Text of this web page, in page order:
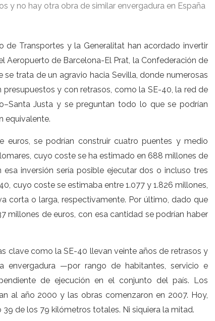
y no hay otra obra de similar envergadura en España
de Transportes y la Generalitat han acordado invertir
Aeropuerto de Barcelona-El Prat, la Confederación de
se trata de un agravio hacia Sevilla, donde numerosas
y con retrasos, como la SE-40, la red de
Justa y se preguntan todo lo que se podrían
equivalente.
euros, se podrían construir cuatro puentes y medio
cuyo coste se ha estimado en 688 millones de
esa inversión sería posible ejecutar dos o incluso tres
cuyo coste se estimaba entre 1.077 y 1.826 millones,
corta o larga, respectivamente. Por último, dado que
millones de euros, con esa cantidad se podrían haber
clave como la SE-40 llevan veinte años de retrasos y
envergadura —por rango de habitantes, servicio e
de ejecución en el conjunto del país. Los
al año 2000 y las obras comenzaron en 2007. Hoy,
de los 79 kilómetros totales. Ni siquiera la mitad.